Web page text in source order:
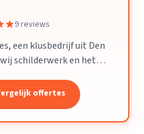
9 reviews
een klusbedrijf uit Den
schilderwerk en het
offertes